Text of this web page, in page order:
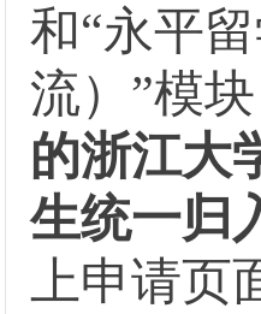
和“永平
流）”模
的浙江大
生统一归
上申请